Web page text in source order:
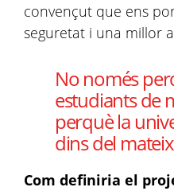
convençut que ens
seguretat i una millor
No només
estudiants de
perquè la
dins del
Com definiria el